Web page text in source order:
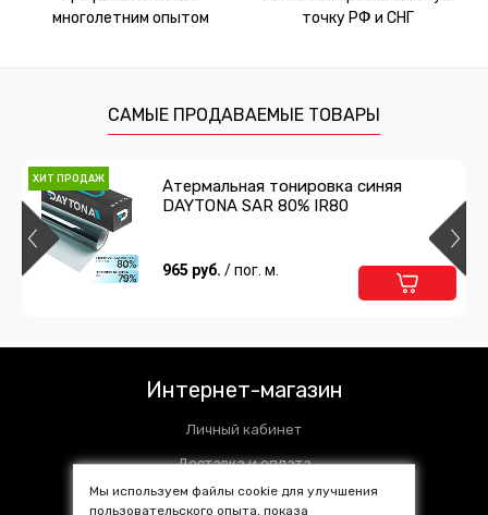
многолетним опытом
точку РФ и СНГ
САМЫЕ ПРОДАВАЕМЫЕ ТОВАРЫ
ХИТ ПРОДАЖ
Атермальная тонировка синяя
DAYTONA SAR 80% IR80
965 руб. / пог. м.
Интернет-магазин
Личный кабинет
Доставка и оплата
Установочные центры
Мы используем файлы cookie для улучшения
пользовательского опыта, показа